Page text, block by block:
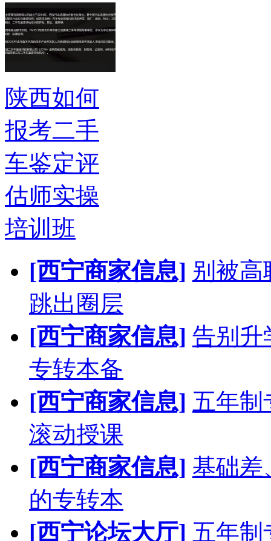
陕西如何
报考二手
车鉴定评
估师实操
培训班
[西宁商家信息] 别被高
跳出圈层
[西宁商家信息] 告别升
专转本备
[西宁商家信息] 五年制
滚动授课
[西宁商家信息] 基础差
的专转本
[西宁论坛大厅] 五年制